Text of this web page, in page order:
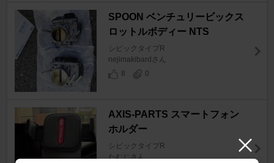
SPOON ベンチュリービックス
ロットルボディー NTS
シビックタイプR
nejimakibardさん
8
0
AXIS-PARTS スマートフォン
ホルダー
シビックタイプR
たむじさん